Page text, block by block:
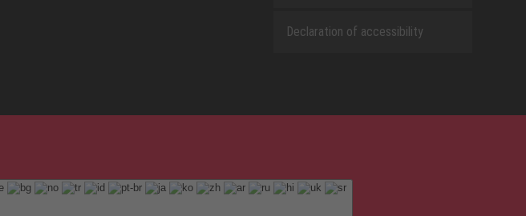
Declaration of accessibility